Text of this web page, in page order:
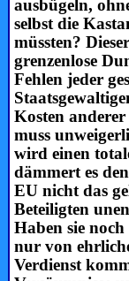
ausbügeln,
selbst die
müssten?
grenzenlose
Fehlen jeder
Kosten anderer
muss
wird einen
dämmert es
EU nicht das
Beteiligten
Haben sie
nur von
Verdienst